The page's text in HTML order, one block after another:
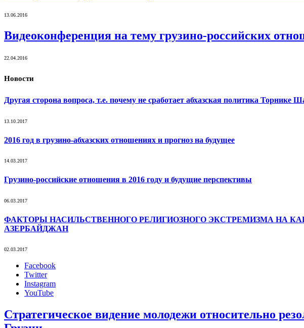
13.06.2016
Видеоконференция на тему грузино-российских
22.04.2016
Новости
Другая сторона вопроса, т.е. почему не сработает абхазская политика Торнике
13.10.2017
2016 год в грузино-абхазских отношениях и прогноз на будущее
14.03.2017
Грузино-российские отношения в 2016 году и будущие перспективы
06.03.2017
ФАКТОРЫ НАСИЛЬСТВЕННОГО РЕЛИГИОЗНОГО ЭКСТРЕМИЗМА НА
АЗЕРБАЙДЖАН
02.03.2017
Facebook
Twitter
Instagram
YouTube
Стратегическое видение молодежи относительно